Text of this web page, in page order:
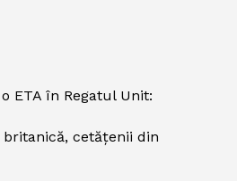
ETA în Regatul Unit:
cetățenii din